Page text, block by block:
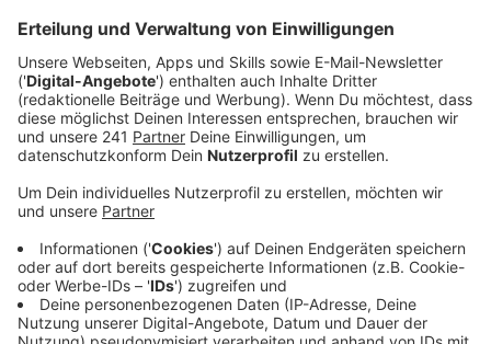
hatten sie Anwälte der Opfer, also der
sogenannten Nebenkläger.
Veröffentlicht:Mittwoch, 28.05.2025 13:13
Anzeige
Nebenkläger hatten die Befangenheits-
Anträge gestellt
Anzeige